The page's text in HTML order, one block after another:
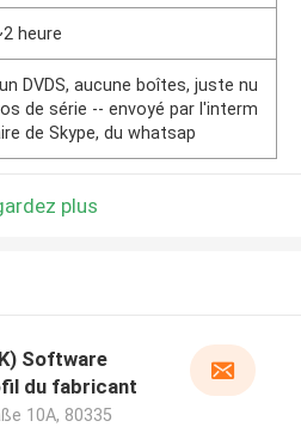
heure
DVDS, aucune boîtes, juste nu
de série -- envoyé par l'interm
de Skype, du whatsap
plus
Software
du fabricant
10A, 80335